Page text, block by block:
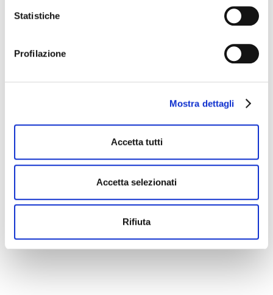
Statistiche
Profilazione
Mostra dettagli
Accetta tutti
Accetta selezionati
Rifiuta